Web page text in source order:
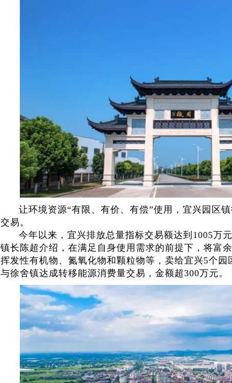
让环境资源“有限、有价、有偿”使用，宜兴园区
交易。
今年以来，宜兴排放总量指标交易额达到1005万
镇长陈超介绍，在满足自身使用需求的前提下，将富
挥发性有机物、氮氧化物和颗粒物等，卖给宜兴5个园
与徐舍镇达成转移能源消费量交易，金额超300万元。